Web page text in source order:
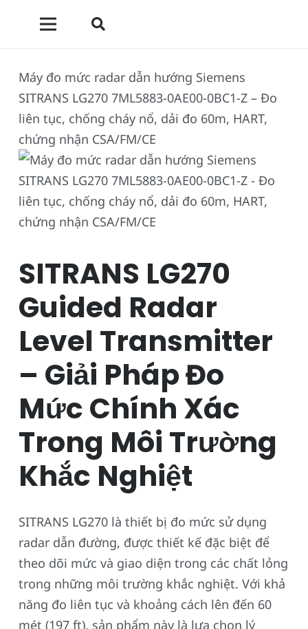
Máy đo mức radar dẫn hướng Siemens
SITRANS LG270 7ML5883-0AE00-0BC1-Z – Đo
liên tục, chống cháy nổ, dải đo 60m, HART,
chứng nhận CSA/FM/CE
SITRANS LG270
Guided Radar
Level Transmitter
– Giải Pháp Đo
Mức Chính Xác
Trong Môi Trường
Khắc Nghiệt
SITRANS LG270 là thiết bị đo mức sử dụng
radar dẫn đường, được thiết kế đặc biệt để
theo dõi mức và giao diện trong các chất lỏng
trong những môi trường khắc nghiệt. Với khả
năng đo liên tục và khoảng cách lên đến 60
mét (197 ft), sản phẩm này là lựa chọn lý